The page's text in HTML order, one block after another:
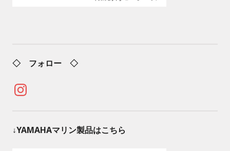
◇ フォロー ◇
Instagram
↓YAMAHAマリン製品はこちら